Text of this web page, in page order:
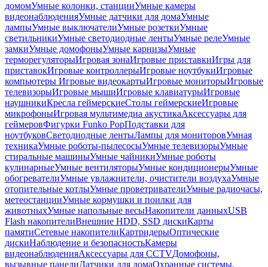
домомУмные колонки, станцииУмные камеры
видеонаблюденияУмные датчики для домаУмные
лампыУмные выключателиУмные розеткиУмные
светильникиУмные светодиодные лентыУмные релеУмные
замкиУмные домофоныУмные карнизыУмные
терморегуляторыИгровая зонаИгровые приставкиИгры для
приставокИгровые контроллерыИгровые ноутбукиИгровые
компьютеры Игровые видеокартыИгровые мониторыИгровые
телевизорыИгровые мышиИгровые клавиатурыИгровые
наушникиКресла геймерскиеСтолы геймерскиеИгровые
микрофоныИгровая мультимедиа акустикаАксессуары для
геймеровФигурки Funko PopПодставки для
ноутбуковСветодиодные лентыЛампы для мониторовУмная
техникаУмные роботы-пылесосыУмные телевизорыУмные
стиральные машиныУмные чайникиУмные роботы
кулинарныеУмные вентиляторыУмные кондиционерыУмные
обогревателиУмные увлажнители, очистители воздухаУмные
отопительные котлыУмные проветривателиУмные радиочасы,
метеостанцииУмные кормушки и поилки для
животныхУмные напольные весыНакопители данныхUSB
Flash накопителиВнешние HDD, SSD дискиКарты
памятиСетевые накопителиКартридерыОптические
дискиНаблюдение и безопасностьКамеры
видеонаблюденияАксессуары для CCTVДомофоны,
вызывные панелиДатчики для домаОхранные системы,